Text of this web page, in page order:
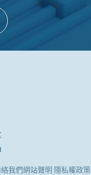
我們網站聲明 隱私權政策